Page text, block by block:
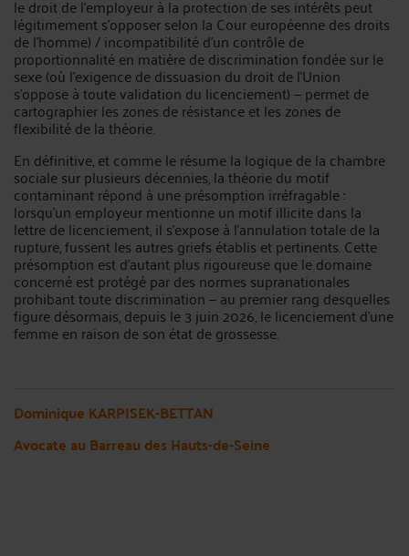
le droit de l'employeur à la protection de ses intérêts peut
légitimement s'opposer selon la Cour européenne des droits
de l'homme) / incompatibilité d'un contrôle de
proportionnalité en matière de discrimination fondée sur le
sexe (où l'exigence de dissuasion du droit de l'Union
s'oppose à toute validation du licenciement) — permet de
cartographier les zones de résistance et les zones de
flexibilité de la théorie.
En définitive, et comme le résume la logique de la chambre
sociale sur plusieurs décennies, la théorie du motif
contaminant répond à une présomption irréfragable :
lorsqu'un employeur mentionne un motif illicite dans la
lettre de licenciement, il s'expose à l'annulation totale de la
rupture, fussent les autres griefs établis et pertinents. Cette
présomption est d'autant plus rigoureuse que le domaine
concerné est protégé par des normes supranationales
prohibant toute discrimination — au premier rang desquelles
figure désormais, depuis le 3 juin 2026, le licenciement d'une
femme en raison de son état de grossesse.
Dominique KARPISEK-BETTAN
Avocate au Barreau des Hauts-de-Seine